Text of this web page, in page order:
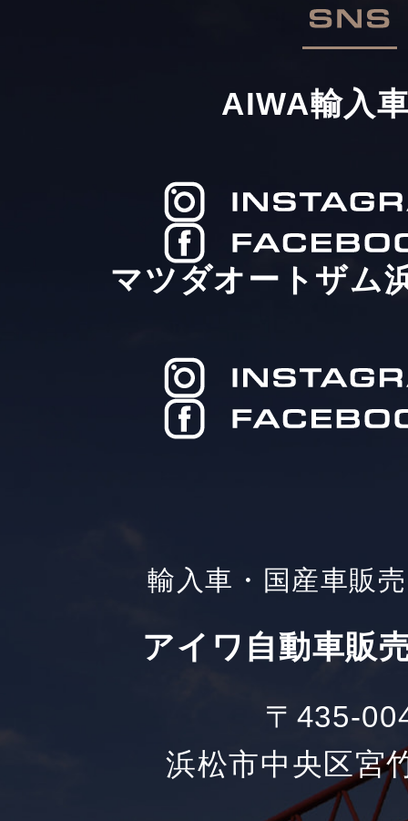
AIWA輸入
マツダオートザム
輸入車・国産車販
アイワ自動車販
〒435-
浜松市中央区宮